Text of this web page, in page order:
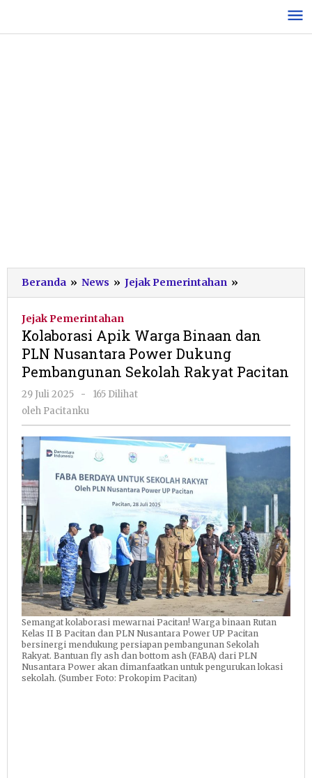
konten
Beranda » News » Jejak Pemerintahan »
Apik
dan
Nusantara
Sekolah
Pacitan
Jejak Pemerintahan
Kolaborasi Apik Warga Binaan dan
PLN Nusantara Power Dukung
Pembangunan Sekolah Rakyat Pacitan
29 Juli 2025
oleh
Pacitanku
-
165 Dilihat
oleh Pacitanku
Semangat kolaborasi mewarnai Pacitan! Warga binaan Rutan
Kelas II B Pacitan dan PLN Nusantara Power UP Pacitan
bersinergi mendukung persiapan pembangunan Sekolah
Rakyat. Bantuan fly ash dan bottom ash (FABA) dari PLN
Nusantara Power akan dimanfaatkan untuk pengurukan lokasi
sekolah. (Sumber Foto: Prokopim Pacitan)